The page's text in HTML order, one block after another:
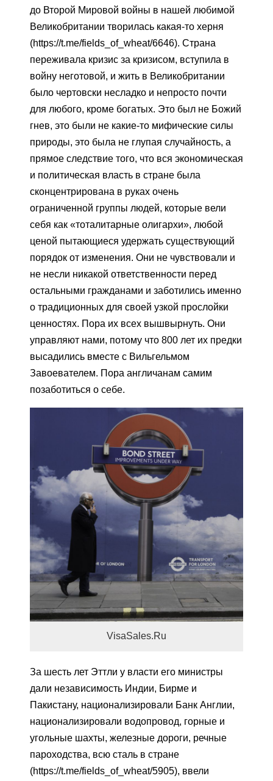
до Второй Мировой войны в нашей любимой
Великобритании творилась какая-то херня
(https://t.me/fields_of_wheat/6646). Страна
переживала кризис за кризисом, вступила в
войну неготовой, и жить в Великобритании
было чертовски несладко и непросто почти
для любого, кроме богатых. Это был не Божий
гнев, это были не какие-то мифические силы
природы, это была не глупая случайность, а
прямое следствие того, что вся экономическая
и политическая власть в стране была
сконцентрирована в руках очень
ограниченной группы людей, которые вели
себя как «тоталитарные олигархи», любой
ценой пытающиеся удержать существующий
порядок от изменения. Они не чувствовали и
не несли никакой ответственности перед
остальными гражданами и заботились именно
о традиционных для своей узкой прослойки
ценностях. Пора их всех вышвырнуть. Они
управляют нами, потому что 800 лет их предки
высадились вместе с Вильгельмом
Завоевателем. Пора англичанам самим
позаботиться о себе.
VisaSales.Ru
За шесть лет Эттли у власти его министры
дали независимость Индии, Бирме и
Пакистану, национализировали Банк Англии,
национализировали водопровод, горные и
угольные шахты, железные дороги, речные
пароходства, всю сталь в стране
(https://t.me/fields_of_wheat/5905), ввели